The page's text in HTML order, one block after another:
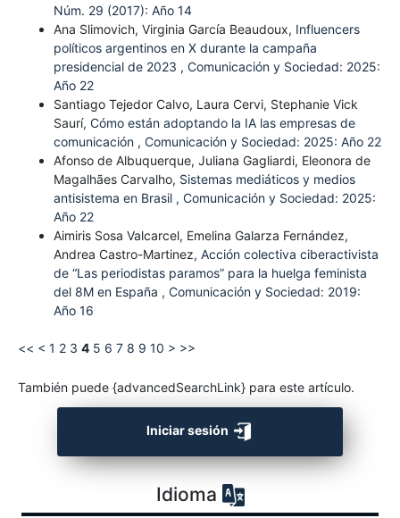
Núm. 29 (2017): Año 14
Ana Slimovich, Virginia García Beaudoux, Influencers
políticos argentinos en X durante la campaña
presidencial de 2023 , Comunicación y Sociedad: 2025:
Año 22
Santiago Tejedor Calvo, Laura Cervi, Stephanie Vick
Saurí, Cómo están adoptando la IA las empresas de
comunicación , Comunicación y Sociedad: 2025: Año 22
Afonso de Albuquerque, Juliana Gagliardi, Eleonora de
Magalhães Carvalho, Sistemas mediáticos y medios
antisistema en Brasil , Comunicación y Sociedad: 2025:
Año 22
Aimiris Sosa Valcarcel, Emelina Galarza Fernández,
Andrea Castro-Martinez, Acción colectiva ciberactivista
de “Las periodistas paramos” para la huelga feminista
del 8M en España , Comunicación y Sociedad: 2019:
Año 16
<< < 1 2 3 4 5 6 7 8 9 10 > >>
También puede {advancedSearchLink} para este artículo.
Iniciar sesión
Idioma